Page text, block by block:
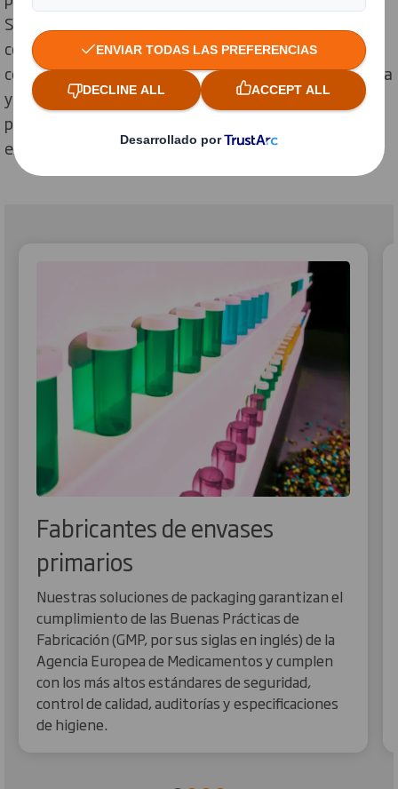
Somos expertos en el sector y, dado que
comprendemos realmente la diversidad y
complejidades de la cadena de suministro farmacéutica
y médica, ofrecemos soluciones de embalaje
personalizadas y servicios que cumplen con las
expectativas de principio a fin.
Fabricantes de envases
primarios
Nuestras soluciones de packaging garantizan el
cumplimiento de las Buenas Prácticas de
Fabricación (GMP, por sus siglas en inglés) de la
Agencia Europea de Medicamentos y cumplen
con los más altos estándares de seguridad,
control de calidad, auditorías y especificaciones
de higiene.